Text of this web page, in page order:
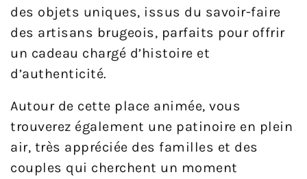
des objets uniques, issus du savoir-faire
des artisans brugeois, parfaits pour offrir
un cadeau chargé d’histoire et
d’authenticité.
Autour de cette place animée, vous
trouverez également une patinoire en plein
air, très appréciée des familles et des
couples qui cherchent un moment